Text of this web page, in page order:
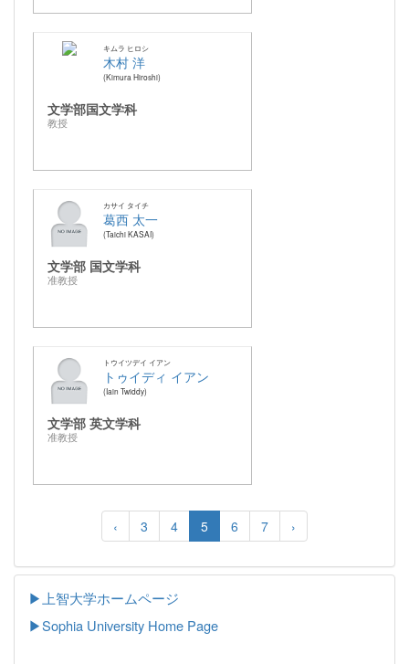
キムラ ヒロシ
木村 洋
Kimura Hiroshi
文学部国文学科
教授
カサイ タイチ
葛西 太一
Taichi KASAI
文学部 国文学科
准教授
トウイツデイ イアン
トゥイディ イアン
Iain Twiddy
文学部 英文学科
准教授
‹ 3 4 5 6 7 ›
▶上智大学ホームページ
▶Sophia University Home Page